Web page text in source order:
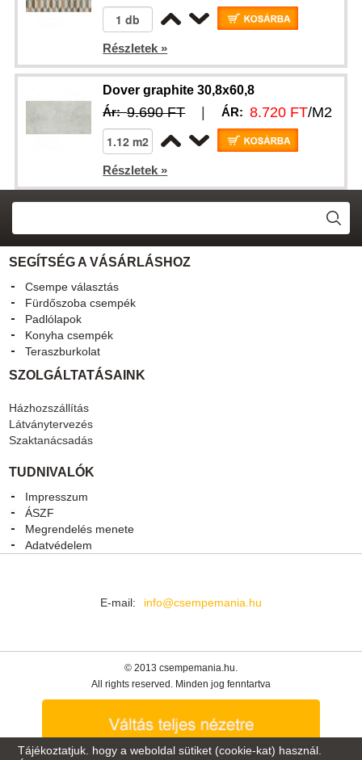
Részletek »
Dover graphite 30,8x60,8
Ár:9.690 FT|ÁR:8.720 FT/M2
Részletek »
SEGÍTSÉG A VÁSÁRLÁSHOZ
Csempe választás
Fürdőszoba csempék
Padlólapok
Konyha csempék
Teraszburkolat
SZOLGÁLTATÁSAINK
Házhozszállítás
Látványtervezés
Szaktanácsadás
TUDNIVALÓK
Impresszum
ÁSZF
Megrendelés menete
Adatvédelem
E-mail: info@csempemania.hu
© 2013 csempemania.hu.
All rights reserved. Minden jog fenntartva
Tájékoztatjuk. hogy a weboldal sütiket (cookie-kat) használ.